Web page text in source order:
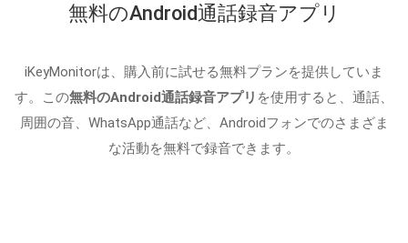
無料のAndroid通話録音アプリ
iKeyMonitorは、購入前に試せる無料プランを提供していま
す。この無料のAndroid通話録音アプリ を使用すると、通話、
周囲の音、WhatsApp通話など、Androidフォンでのさまざま
な活動を無料で録音できます。